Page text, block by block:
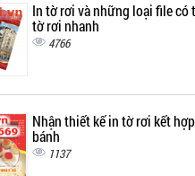
In tờ rơi và những loại file có
tờ rơi nhanh
4766
Nhận thiết kế in tờ rơi kết
bánh
1137